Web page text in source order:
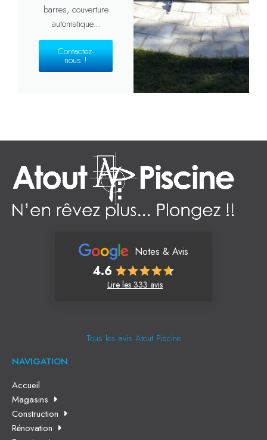
barres, couverture
automatique...
Contactez-
nous !
Notes & Avis
4.6
Lire les 333 avis
Tous les avis Atout Piscine
NAVIGATION
Accueil
Magasins
Construction
Rénovation